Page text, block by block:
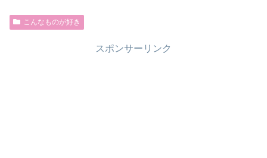
こんなものが好き
スポンサーリンク